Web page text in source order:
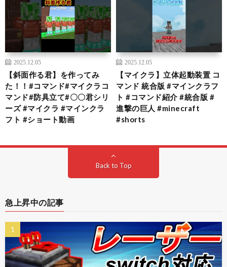
2025.12.05
【斜面作る君】を作ってみ
た！！#コマンド#マイクラコ
マンド#防具立て#〇〇君シリ
ーズ #マイクラ #マインクラ
フト #ショート動画
2025.12.05
【マイクラ】立体起動装置 コ
マンド 統合版 #マインクラフ
ト #コマンド紹介 #統合版 #
進撃の巨人 #minecraft
#shorts
Back to Top
急上昇中の記事